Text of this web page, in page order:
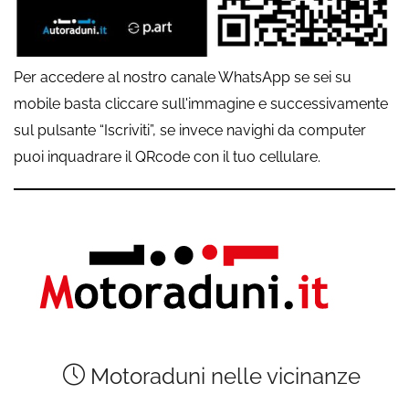
Per accedere al nostro canale WhatsApp se sei su
mobile basta cliccare sull'immagine e successivamente
sul pulsante “Iscriviti”, se invece navighi da computer
puoi inquadrare il QRcode con il tuo cellulare.
Motoraduni nelle vicinanze